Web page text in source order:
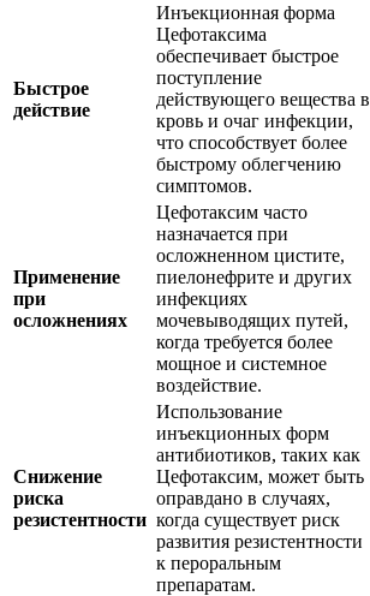
Быстрое
действие
Инъекционная форма
Цефотаксима
обеспечивает быстрое
поступление
действующего вещества в
кровь и очаг инфекции,
что способствует более
быстрому облегчению
симптомов.
Применение
при
осложнениях
Цефотаксим часто
назначается при
осложненном цистите,
пиелонефрите и других
инфекциях
мочевыводящих путей,
когда требуется более
мощное и системное
воздействие.
Снижение
риска
резистентности
Использование
инъекционных форм
антибиотиков, таких как
Цефотаксим, может быть
оправдано в случаях,
когда существует риск
развития резистентности
к пероральным
препаратам.